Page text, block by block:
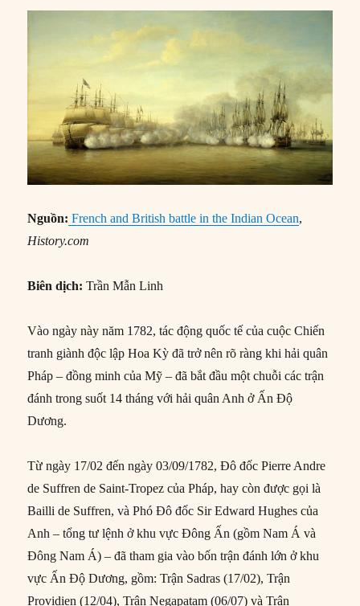
Nguồn: French and British battle in the Indian Ocean,
History.com
Biên dịch: Trần Mẫn Linh
Vào ngày này năm 1782, tác động quốc tế của cuộc Chiến
tranh giành độc lập Hoa Kỳ đã trở nên rõ ràng khi hải quân
Pháp – đồng minh của Mỹ – đã bắt đầu một chuỗi các trận
đánh trong suốt 14 tháng với hải quân Anh ở Ấn Độ
Dương.
Từ ngày 17/02 đến ngày 03/09/1782, Đô đốc Pierre Andre
de Suffren de Saint-Tropez của Pháp, hay còn được gọi là
Bailli de Suffren, và Phó Đô đốc Sir Edward Hughes của
Anh – tổng tư lệnh ở khu vực Đông Ấn (gồm Nam Á và
Đông Nam Á) – đã tham gia vào bốn trận đánh lớn ở khu
vực Ấn Độ Dương, gồm: Trận Sadras (17/02), Trận
Providien (12/04), Trận Negapatam (06/07) và Trận